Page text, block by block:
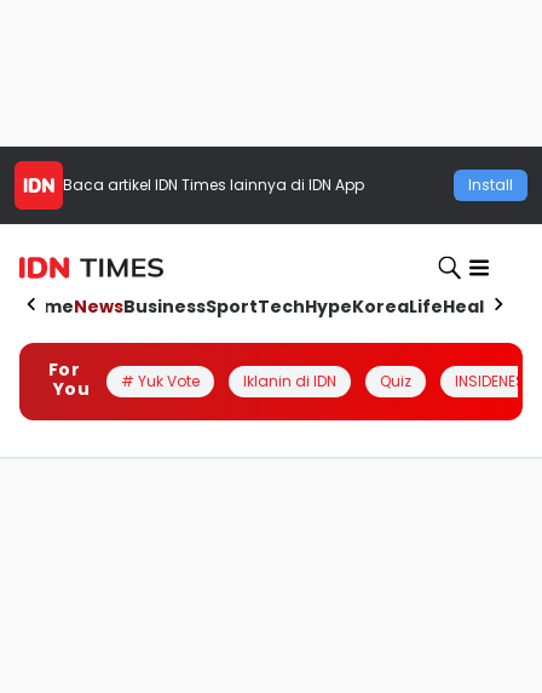
Baca artikel IDN Times lainnya di IDN App Install
HomeNewsBusinessSportTechHypeKoreaLifeHealth
For
You
# Yuk Vote Iklanin di IDN Quiz INSIDENESIA